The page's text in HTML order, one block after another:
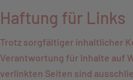
Haftung für Links
Trotz sorgfältiger inhaltlicher
Verantwortung für Inhalte auf
verlinkten Seiten sind